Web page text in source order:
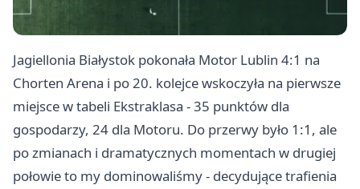
Jagiellonia Białystok pokonała Motor Lublin 4:1 na
Chorten Arena i po 20. kolejce wskoczyła na pierwsze
miejsce w tabeli Ekstraklasa - 35 punktów dla
gospodarzy, 24 dla Motoru. Do przerwy było 1:1, ale
po zmianach i dramatycznych momentach w drugiej
połowie to my dominowaliśmy - decydujące trafienia